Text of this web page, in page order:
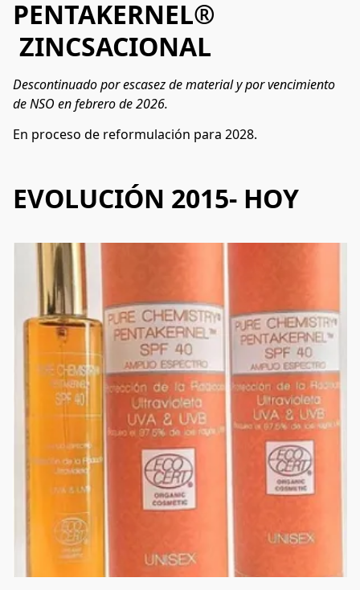
PENTAKERNEL®
ZINCSACIONAL
Descontinuado por escasez de material y por vencimiento
de NSO en febrero de 2026.
En proceso de reformulación para 2028.
EVOLUCIÓN 2015- HOY